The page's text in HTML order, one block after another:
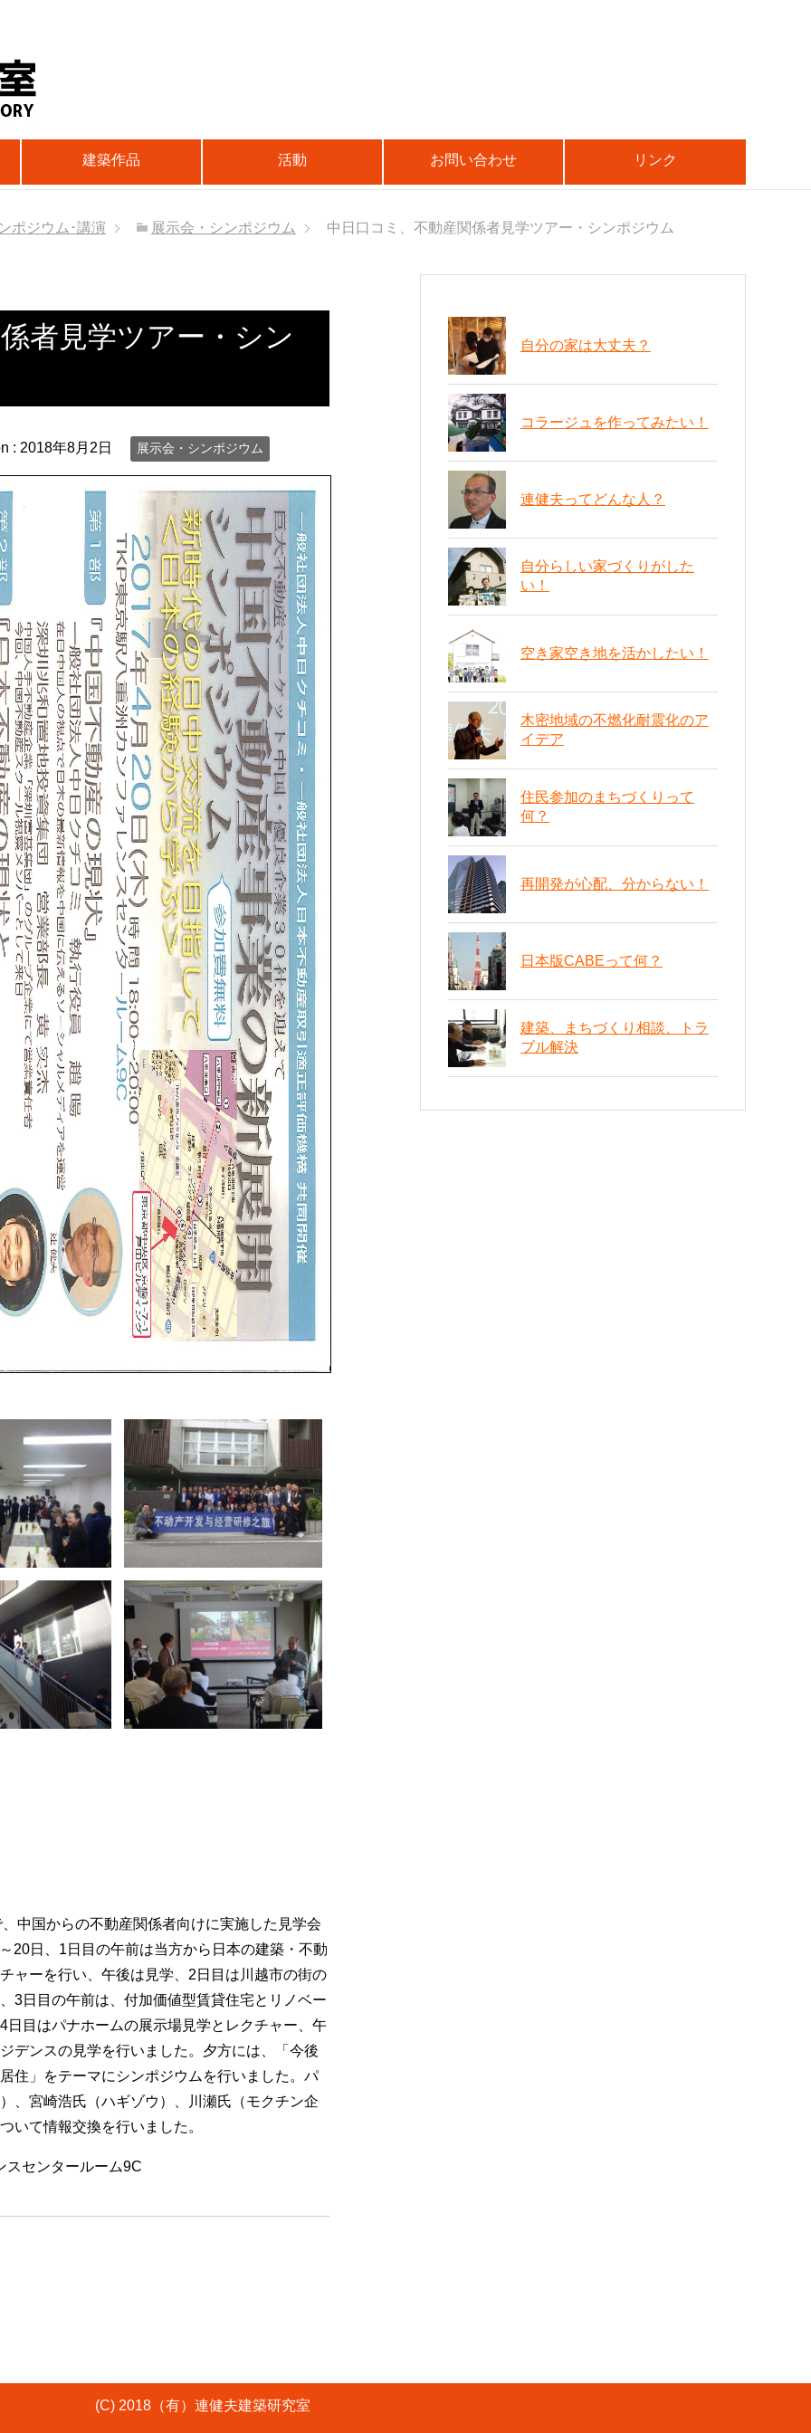
建築作品 活動 お問い合わせ リンク
ポジウム･講演 展示会・シンポジウム 中日口コミ、不動産関係者見学ツアー・シンポジウム
者見学ツアー・シン
: 2018年8月2日 展示会・シンポジウム
中国からの不動産関係者向けに実施した見学会
20日、1日目の午前は当方から日本の建築・不動
ャーを行い、午後は見学、2日目は川越市の街の
3日目の午前は、付加価値型賃貸住宅とリノベー
目はパナホームの展示場見学とレクチャー、午
デンスの見学を行いました。夕方には、「今後
住」をテーマにシンポジウムを行いました。パ
、宮崎浩氏（ハギゾウ）、川瀬氏（モクチン企
いて情報交換を行いました。
スセンタールーム9C
自分の家は大丈夫？
コラージュを作ってみたい！
連健夫ってどんな人？
自分らしい家づくりがした
い！
空き家空き地を活かしたい！
木密地域の不燃化耐震化のア
イデア
住民参加のまちづくりって
何？
再開発が心配、分からない！
日本版CABEって何？
建築、まちづくり相談、トラ
ブル解決
(C) 2018（有）連健夫建築研究室